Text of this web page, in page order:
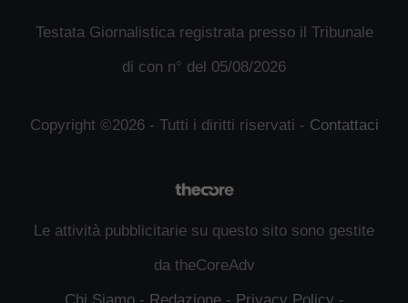
Testata Giornalistica registrata presso il Tribunale
di con n° del 05/08/2026
Copyright ©2026 - Tutti i diritti riservati - Contattaci
Le attività pubblicitarie su questo sito sono gestite
da theCoreAdv
Chi Siamo- Redazione- Privacy Policy -